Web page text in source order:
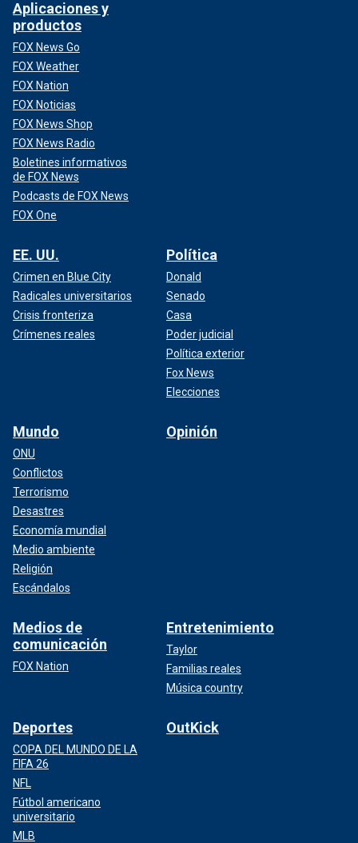
Aplicaciones y
productos
FOX News Go
FOX Weather
FOX Nation
FOX Noticias
FOX News Shop
FOX News Radio
Boletines informativos
de FOX News
Podcasts de FOX News
FOX One
EE. UU.
Crimen en Blue City
Radicales universitarios
Crisis fronteriza
Crímenes reales
Política
Donald
Senado
Casa
Poder judicial
Política exterior
Fox News
Elecciones
Mundo
ONU
Conflictos
Terrorismo
Desastres
Economía mundial
Medio ambiente
Religión
Escándalos
Opinión
Medios de
comunicación
FOX Nation
Entretenimiento
Taylor
Familias reales
Música country
Deportes
COPA DEL MUNDO DE LA
FIFA 26
NFL
Fútbol americano
universitario
MLB
OutKick